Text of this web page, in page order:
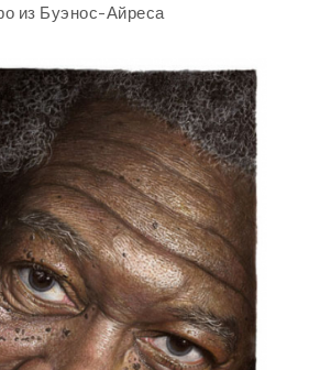
из Буэнос-Айреса